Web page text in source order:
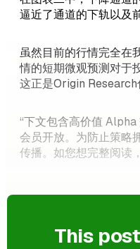
逼近了通道的下轨以及
虽然目前的行情完全在
情的短期微观预测对于
这正是Origin Research
“下文包含高价值
会员开放。为防止策略
传播。如您想完整阅读
This